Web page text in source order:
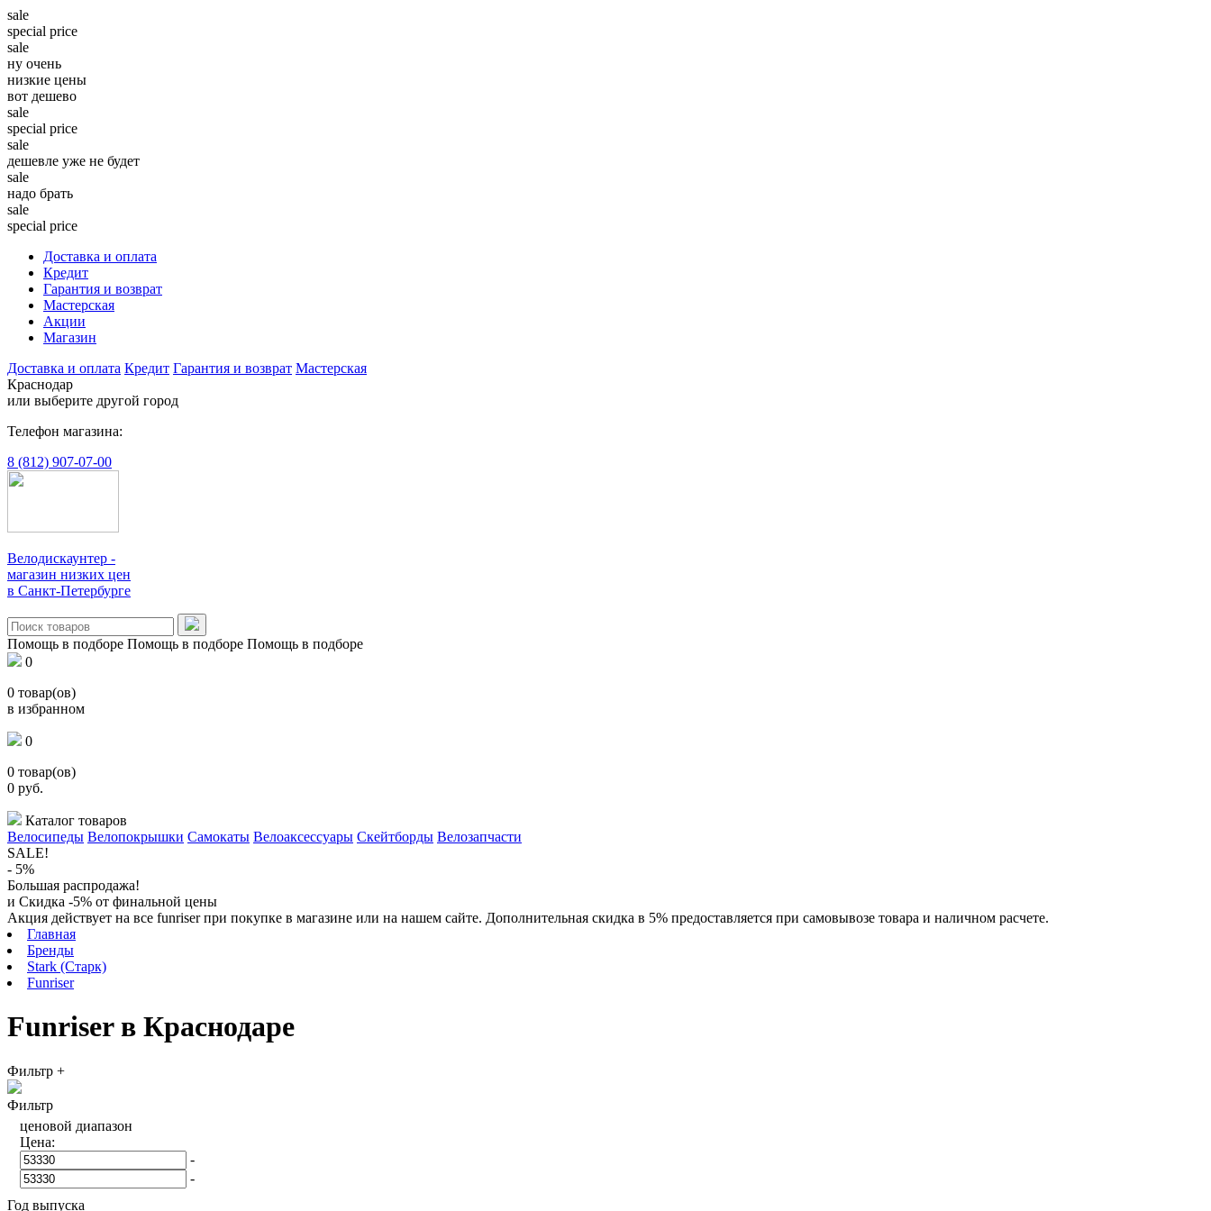
sale
special price
sale
ну очень
низкие цены
вот дешево
sale
special price
sale
дешевле уже не будет
sale
надо брать
sale
special price
Доставка и оплата
Кредит
Гарантия и возврат
Мастерская
Акции
Магазин
Доставка и оплата Кредит Гарантия и возврат Мастерская
Краснодар
или выберите другой город
Телефон магазина:
8 (812) 907-07-00
Велодискаунтер -
магазин низких цен
в Санкт-Петербурге
Помощь в подборе Помощь в подборе Помощь в подборе
0
0 товар(ов)
в избранном
0
0 товар(ов)
0 руб.
Каталог товаров
Велосипеды Велопокрышки Самокаты Велоаксессуары Скейтборды Велозапчасти
SALE!
- 5%
Большая распродажа!
и Скидка -5% от финальной цены
Акция действует на все funriser при покупке в магазине или на нашем сайте. Дополнительная скидка в 5% предоставляется при самовывозе товара и наличном расчете.
Главная
Бренды
Stark (Старк)
Funriser
Funriser в Краснодаре
Фильтр +
Фильтр
ценовой диапазон
Цена:
-
-
Год выпуска